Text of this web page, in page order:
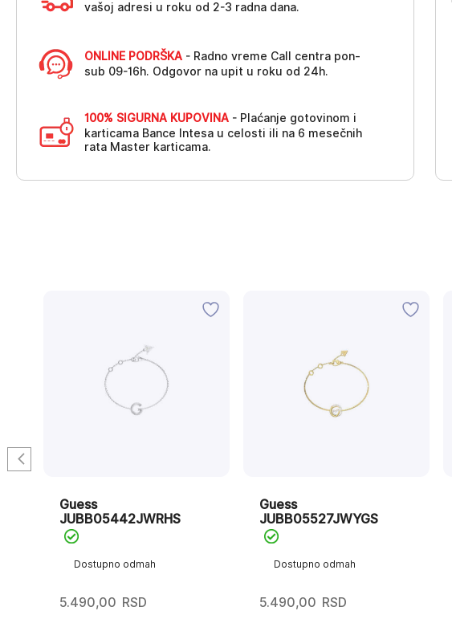
vašoj adresi u roku od 2-3 radna dana.
ONLINE PODRŠKA - Radno vreme Call centra pon-
sub 09-16h. Odgovor na upit u roku od 24h.
100% SIGURNA KUPOVINA - Plaćanje gotovinom i
karticama Bance Intesa u celosti ili na 6 mesečnih
rata Master karticama.
Dostupno odmah
Guess
JUBB05442JWRHS
5.490,00 RSD
Dostupno odmah
Guess
JUBB05527JWYGS
5.490,00 RSD